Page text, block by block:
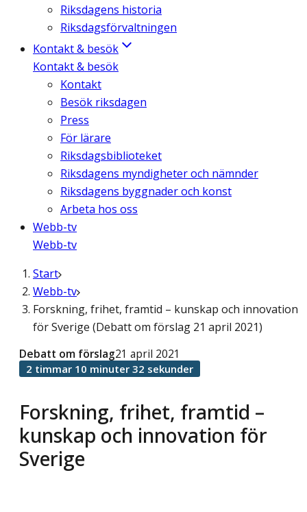
Riksdagens historia
Riksdagsförvaltningen
Kontakt & besök
Kontakt & besök
Kontakt
Besök riksdagen
Press
För lärare
Riksdagsbiblioteket
Riksdagens myndigheter och nämnder
Riksdagens byggnader och konst
Arbeta hos oss
Webb-tv
Webb-tv
Start
Webb-tv
Forskning, frihet, framtid – kunskap och innovation
för Sverige (Debatt om förslag 21 april 2021)
Forskning, frihet, framtid –
kunskap och innovation för
Sverige
Debatt om förslag21 april 2021
2 timmar 10 minuter 32 sekunder